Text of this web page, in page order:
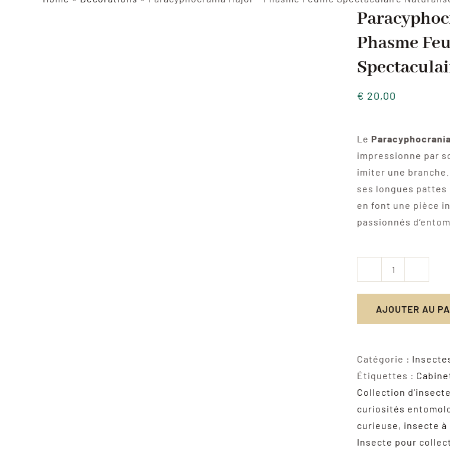
Phasme
€ 20,00
Le
impressionne par
imiter une
ses longues
en font une pièce
passionnés
quantité
de
Major
Phasme
Feuille
Naturalisé
AJOUTER AU
Catégorie :
Étiquettes :
Collection
curiosités
curieuse, insecte à
Insecte pour